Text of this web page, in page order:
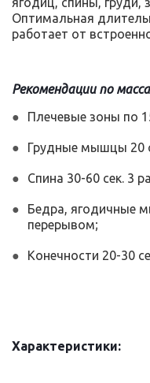
Оптимальная
работает от
Рекомендации по
Плечевые зоны по
Грудные мышцы 20
Спина 30-60 сек. 3
Бедра, ягодичные
перерывом;
Конечности 20-30
Характеристики: